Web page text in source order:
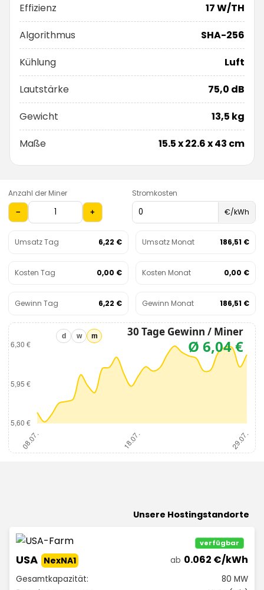
Effizienz
17 W/TH
Algorithmus
SHA-256
Kühlung
Luft
Lautstärke
75,0 dB
Gewicht
13,5 kg
Maße
15.5 x 22.6 x 43 cm
Anzahl der Miner
− +
Stromkosten
€/kWh
Umsatz Tag 6,22 € Umsatz Monat 186,51 €
Kosten Tag 0,00 € Kosten Monat 0,00 €
Gewinn Tag 6,22 € Gewinn Monat 186,51 €
d w m
Unsere Hostingstandorte
verfügbar
USA NexNA1 ab 0.062 €/kWh
Gesamtkapazität:
80 MW